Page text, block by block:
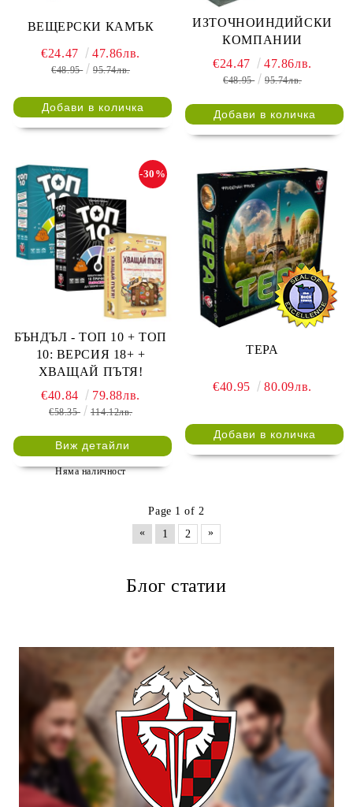
ВЕЩЕРСКИ КАМЪК
€24.47 47.86лв.
€48.95 95.74лв.
ИЗТОЧНОИНДИЙСКИ
КОМПАНИИ
€24.47 47.86лв.
€48.95 95.74лв.
БЪНДЪЛ - ТОП 10 + ТОП
10: ВЕРСИЯ 18+ +
ХВАЩАЙ ПЪТЯ!
-30%
€40.84 79.88лв.
€58.35 114.12лв.
Виж детайли
Няма наличност
ТЕРА
€40.95 80.09лв.
Page 1 of 2
«
1 2 »
Блог статии